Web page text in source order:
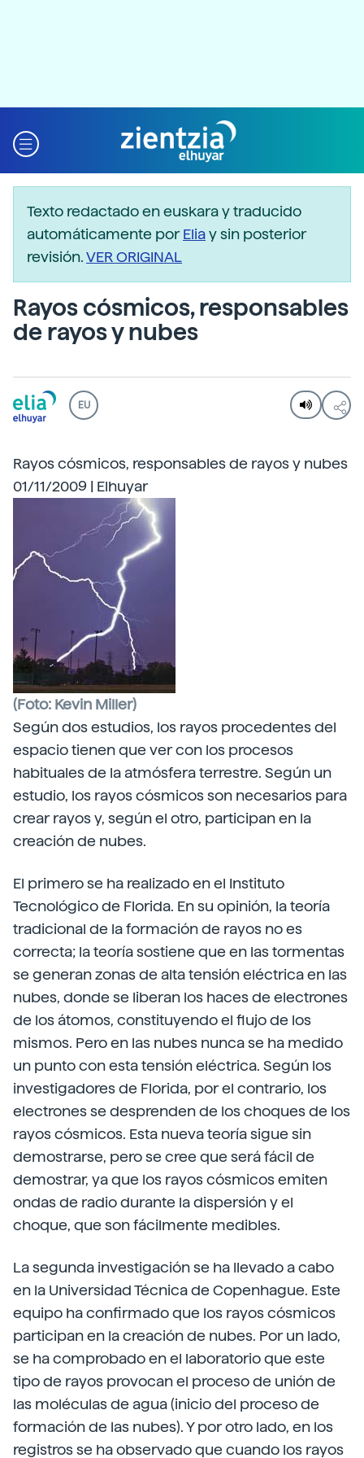
Texto redactado en euskara y traducido
automáticamente porEliay sin posterior
revisión.VER ORIGINAL
Rayos cósmicos, responsables
de rayos y nubes
EU
Rayos cósmicos, responsables de rayos y nubes
01/11/2009 | Elhuyar
(Foto: Kevin Miller)
Según dos estudios, los rayos procedentes del
espacio tienen que ver con los procesos
habituales de la atmósfera terrestre. Según un
estudio, los rayos cósmicos son necesarios para
crear rayos y, según el otro, participan en la
creación de nubes.
El primero se ha realizado en el Instituto
Tecnológico de Florida. En su opinión, la teoría
tradicional de la formación de rayos no es
correcta; la teoría sostiene que en las tormentas
se generan zonas de alta tensión eléctrica en las
nubes, donde se liberan los haces de electrones
de los átomos, constituyendo el flujo de los
mismos. Pero en las nubes nunca se ha medido
un punto con esta tensión eléctrica. Según los
investigadores de Florida, por el contrario, los
electrones se desprenden de los choques de los
rayos cósmicos. Esta nueva teoría sigue sin
demostrarse, pero se cree que será fácil de
demostrar, ya que los rayos cósmicos emiten
ondas de radio durante la dispersión y el
choque, que son fácilmente medibles.
La segunda investigación se ha llevado a cabo
en la Universidad Técnica de Copenhague. Este
equipo ha confirmado que los rayos cósmicos
participan en la creación de nubes. Por un lado,
se ha comprobado en el laboratorio que este
tipo de rayos provocan el proceso de unión de
las moléculas de agua (inicio del proceso de
formación de las nubes). Y por otro lado, en los
registros se ha observado que cuando los rayos